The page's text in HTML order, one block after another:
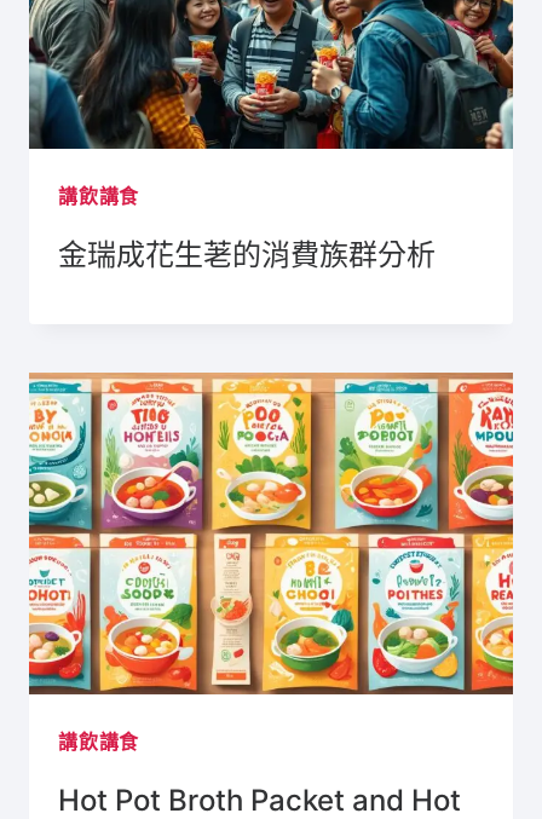
講飲講食
金瑞成花生荖的消費族群分析
講飲講食
Hot Pot Broth Packet and Hot